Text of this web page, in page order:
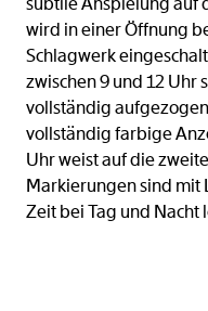
wird in einer Öffnung
Schlagwerk
zwischen 9 und 12 Uhr
vollständig
vollständig farbige
Uhr weist auf die
Markierungen sind mit
Zeit bei Tag und Nacht